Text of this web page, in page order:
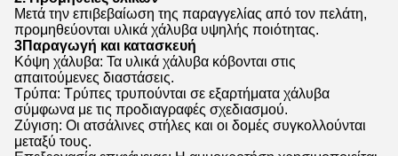
Μετά την επιβεβαίωση της παραγγελίας από τον πελάτη,
προμηθεύονται υλικά χάλυβα υψηλής ποιότητας.
3Παραγωγή και κατασκευή
Κόψη χάλυβα: Τα υλικά χάλυβα κόβονται στις
απαιτούμενες διαστάσεις.
Τρύπα: Τρύπες τρυπούνται σε εξαρτήματα χάλυβα
σύμφωνα με τις προδιαγραφές σχεδιασμού.
Ζύγιση: Οι ατσάλινες στήλες και οι δομές συγκολλούνται
μεταξύ τους.